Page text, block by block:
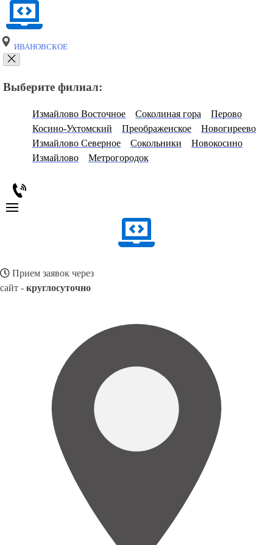
ИВАНОВСКОЕ
Выберите филиал:
Измайлово Восточное Соколиная гора
Перово
Косино-Ухтомский
Преображенское
Новогиреево
Измайлово Северное
Сокольники
Новокосино
Измайлово
Метрогородок
Прием заявок через
сайт - круглосуточно